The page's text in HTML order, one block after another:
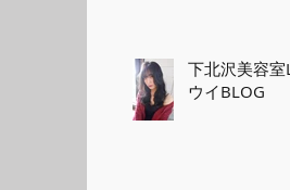
下北沢美容室
ウイBLOG